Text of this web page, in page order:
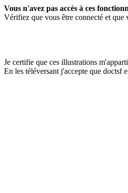
Vous n'avez pas accès à ces
Vérifiez que vous être connecté et que
Je certifie que ces illustrations
En les téléversant j'accepte que doctsf